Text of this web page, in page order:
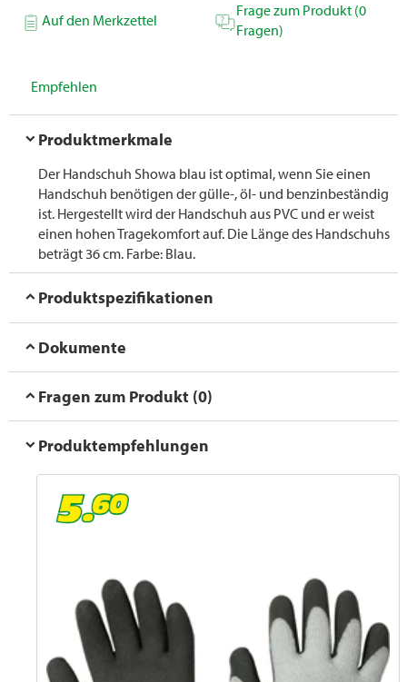
Auf den Merkzettel
Frage zum Produkt (0
Fragen)
Empfehlen
Produktmerkmale
Der Handschuh Showa blau ist optimal, wenn Sie einen
Handschuh benötigen der gülle-, öl- und benzinbeständig
ist. Hergestellt wird der Handschuh aus PVC und er weist
einen hohen Tragekomfort auf. Die Länge des Handschuhs
beträgt 36 cm. Farbe: Blau.
Produktspezifikationen
Dokumente
Fragen zum Produkt (0)
Produktempfehlungen